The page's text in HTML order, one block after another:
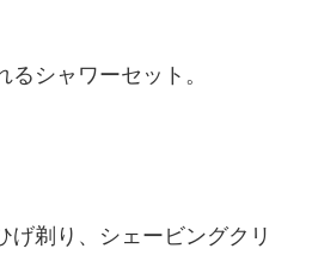
シャワーセット。
げ剃り、シェービングクリ